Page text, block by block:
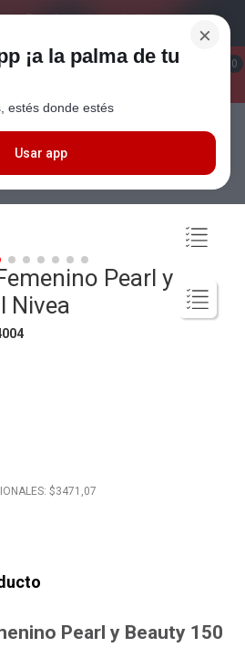
¿Qué estas buscando? 0
×
¡a la palma de tu
estés donde estés
Usar app
Desodorantes de Mujer
Nivea
Pearl y
Nivea
$3471,07
Pearl y Beauty 150